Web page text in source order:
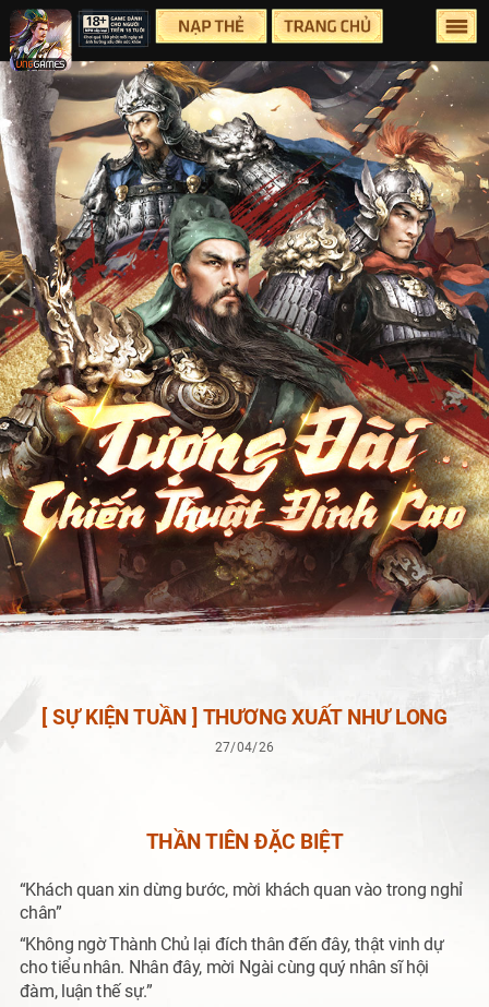
[ SỰ KIỆN TUẦN ] THƯƠNG XUẤT NHƯ LONG
27/04/26
THẦN TIÊN ĐẶC BIỆT
“Khách quan xin dừng bước, mời khách quan vào trong nghỉ
chân”
“Không ngờ Thành Chủ lại đích thân đến đây, thật vinh dự
cho tiểu nhân. Nhân đây, mời Ngài cùng quý nhân sĩ hội
đàm, luận thế sự.”
Lên Đầu Trang
Trang chủ
Tin tức
Sự Kiện
Group
Facebook
Youtube
Hỗ Trợ
Điều Khoản